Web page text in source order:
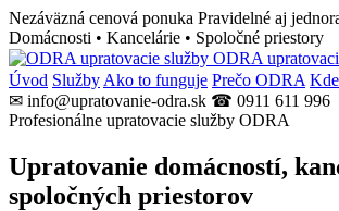
Nezáväzná cenová ponuka Pravidelné aj
Domácnosti • Kancelárie • Spoločné priestory
ODRA
Úvod Služby Ako to funguje Prečo ODRA
✉ info@upratovanie-odra.sk ☎ 0911 611 996
Profesionálne upratovacie služby ODRA
Upratovanie domácností,
spoločných priestorov